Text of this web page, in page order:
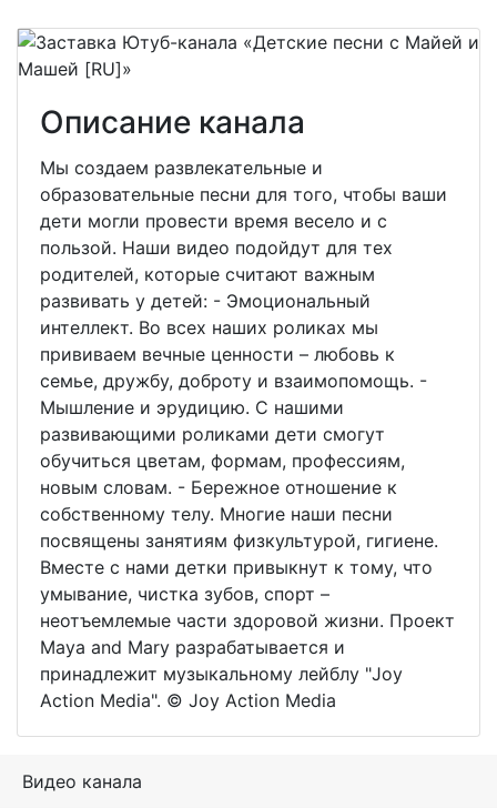
Описание канала
Мы создаем развлекательные и
образовательные песни для того, чтобы ваши
дети могли провести время весело и с
пользой. Наши видео подойдут для тех
родителей, которые считают важным
развивать у детей: - Эмоциональный
интеллект. Во всех наших роликах мы
прививаем вечные ценности – любовь к
семье, дружбу, доброту и взаимопомощь. -
Мышление и эрудицию. С нашими
развивающими роликами дети смогут
обучиться цветам, формам, профессиям,
новым словам. - Бережное отношение к
собственному телу. Многие наши песни
посвящены занятиям физкультурой, гигиене.
Вместе с нами детки привыкнут к тому, что
умывание, чистка зубов, спорт –
неотъемлемые части здоровой жизни. Проект
Maya and Mary разрабатывается и
принадлежит музыкальному лейблу "Joy
Action Media". © Joy Action Media
Видео канала